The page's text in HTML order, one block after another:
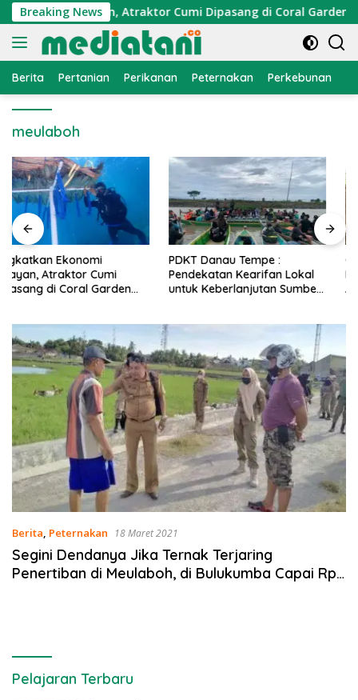
Langsung
ke
konten
Breaking News
Nelayan, Atraktor Cumi Dipasang di Coral Garden
Berita Pertanian Perikanan Peternakan Perkebunan
meulaboh
PDKT Danau Tempe :
Pendekatan Kearifan Lokal
untuk Keberlanjutan Sumber
Cara Mengatasi Penyakit
PMK pada Sapi Perah Secara
Alami dan Medis
Berita, Peternakan 18 Maret 2021
Segini Dendanya Jika Ternak Terjaring
Penertiban di Meulaboh, di Bulukumba Capai Rp 1
Pelajaran Terbaru